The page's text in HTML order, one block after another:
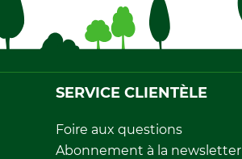
SERVICE CLIENTÈLE
Foire aux questions
Abonnement à la newsletter